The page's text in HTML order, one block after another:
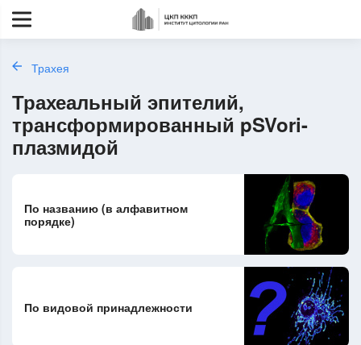
Трахея
Трахеальный эпителий,
трансформированный pSVori-
плазмидой
По названию (в алфавитном
порядке)
По видовой принадлежности